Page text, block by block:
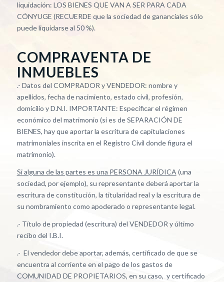
liquidación: LOS BIENES QUE VAN A SER PARA CADA
CÓNYUGE (RECUERDE que la sociedad de gananciales sólo
puede liquidarse al 50 %).
COMPRAVENTA DE
INMUEBLES
.- Datos del COMPRADOR y VENDEDOR: nombre y
apellidos, fecha de nacimiento, estado civil, profesión,
domicilio y D.N.I. IMPORTANTE: Especificar el régimen
económico del matrimonio (si es de SEPARACIÓN DE
BIENES, hay que aportar la escritura de capitulaciones
matrimoniales inscrita en el Registro Civil donde figura el
matrimonio).
Si alguna de las partes es una PERSONA JURÍDICA (una
sociedad, por ejemplo), su representante deberá aportar la
escritura de constitución, la titularidad real y la escritura de
su nombramiento como apoderado o representante legal.
.- Título de propiedad (escritura) del VENDEDOR y último
recibo del I.B.I.
.- El vendedor debe aportar, además, certificado de que se
encuentra al corriente en el pago de los gastos de
COMUNIDAD DE PROPIETARIOS, en su caso, y certificado